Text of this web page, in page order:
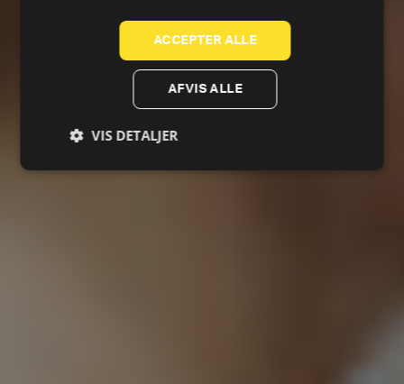
ACCEPTER ALLE
AFVIS ALLE
VIS DETALJER